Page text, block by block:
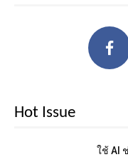
Hot Issue
ใช้ AI